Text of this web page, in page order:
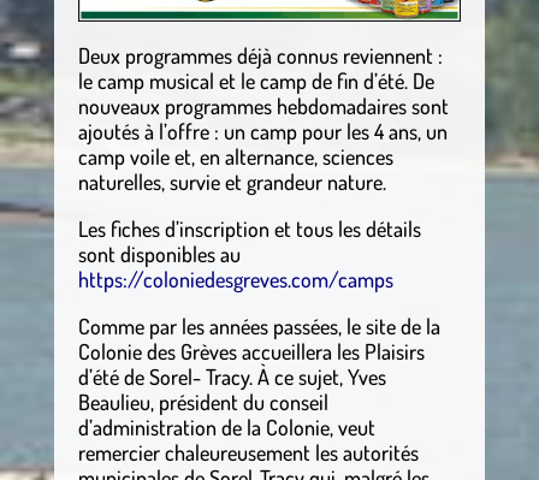
Deux programmes déjà connus reviennent :
le camp musical et le camp de fin d’été. De
nouveaux programmes hebdomadaires sont
ajoutés à l’offre : un camp pour les 4 ans, un
camp voile et, en alternance, sciences
naturelles, survie et grandeur nature.
Les fiches d’inscription et tous les détails
sont disponibles au
https://coloniedesgreves.com/camps
Comme par les années passées, le site de la
Colonie des Grèves accueillera les Plaisirs
d’été de Sorel- Tracy. À ce sujet, Yves
Beaulieu, président du conseil
d’administration de la Colonie, veut
remercier chaleureusement les autorités